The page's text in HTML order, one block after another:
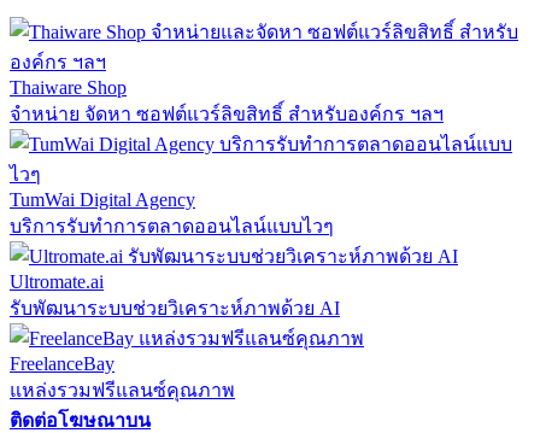
Thaiware Shop
จำหน่าย จัดหา ซอฟต์แวร์ลิขสิทธิ์ สำหรับองค์กร ฯลฯ
TumWai Digital Agency
บริการรับทำการตลาดออนไลน์แบบไวๆ
Ultromate.ai
รับพัฒนาระบบช่วยวิเคราะห์ภาพด้วย AI
FreelanceBay
แหล่งรวมฟรีแลนซ์คุณภาพ
ติดต่อโฆษณาบน